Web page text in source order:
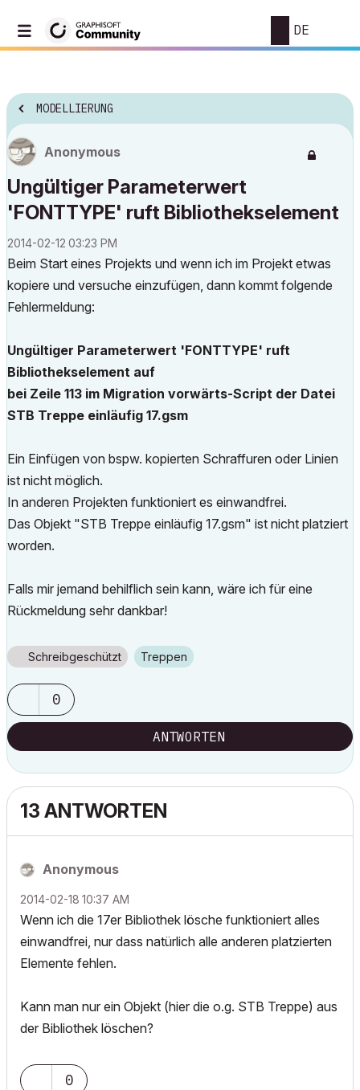
DE
MODELLIERUNG
Anonymous
Ungültiger Parameterwert
'FONTTYPE' ruft Bibliothekselement
‎2014-02-12 03:23 PM
Beim Start eines Projekts und wenn ich im Projekt etwas
kopiere und versuche einzufügen, dann kommt folgende
Fehlermeldung:
Ungültiger Parameterwert 'FONTTYPE' ruft
Bibliothekselement auf
bei Zeile 113 im Migration vorwärts-Script der Datei
STB Treppe einläufig 17.gsm
Ein Einfügen von bspw. kopierten Schraffuren oder Linien
ist nicht möglich.
In anderen Projekten funktioniert es einwandfrei.
Das Objekt "STB Treppe einläufig 17.gsm" ist nicht platziert
worden.
Falls mir jemand behilflich sein kann, wäre ich für eine
Rückmeldung sehr dankbar!
Schreibgeschützt Treppen
0
ANTWORTEN
13 ANTWORTEN
Anonymous
‎2014-02-18 10:37 AM
Wenn ich die 17er Bibliothek lösche funktioniert alles
einwandfrei, nur dass natürlich alle anderen platzierten
Elemente fehlen.
Kann man nur ein Objekt (hier die o.g. STB Treppe) aus
der Bibliothek löschen?
0